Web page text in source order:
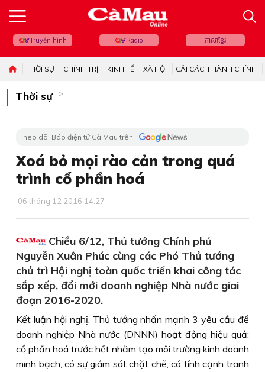
Truyền hình Radio ភាសាខ្មែរ
THỜI SỰ CHÍNH TRỊ KINH TẾ XÃ HỘI CẢI CÁCH HÀNH CHÍNH
Thời sự
Theo dõi Báo điện tử Cà Mau trên
Xoá bỏ mọi rào cản trong quá
trình cổ phần hoá
06 tháng 12 2016 14:27
Chiều 6/12, Thủ tướng Chính phủ
Nguyễn Xuân Phúc cùng các Phó Thủ tướng
chủ trì Hội nghị toàn quốc triển khai công tác
sắp xếp, đổi mới doanh nghiệp Nhà nước giai
đoạn 2016-2020.
Kết luận hội nghị, Thủ tướng nhấn mạnh 3 yêu cầu để
doanh nghiệp Nhà nước (DNNN) hoạt động hiệu quả:
cổ phần hoá trước hết nhằm tạo môi trường kinh doanh
minh bạch, có sự giám sát chặt chẽ, có tính cạnh tranh